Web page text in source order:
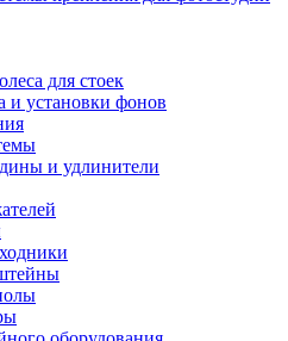
для стоек
и установки фонов
и удлинители